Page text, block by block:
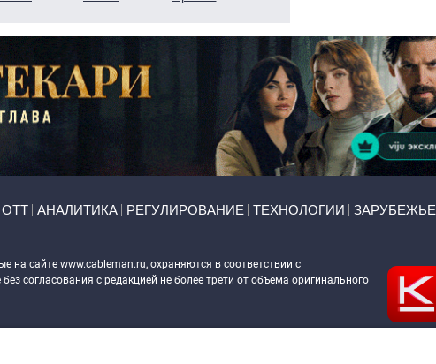
ОТТ АНАЛИТИКА РЕГУЛИРОВАНИЕ ТЕХНОЛОГИИ ЗАРУБЕЖЬЕ
на сайте www.cableman.ru, охраняются в соответствии с
согласования с редакцией не более трети от объема оригинального